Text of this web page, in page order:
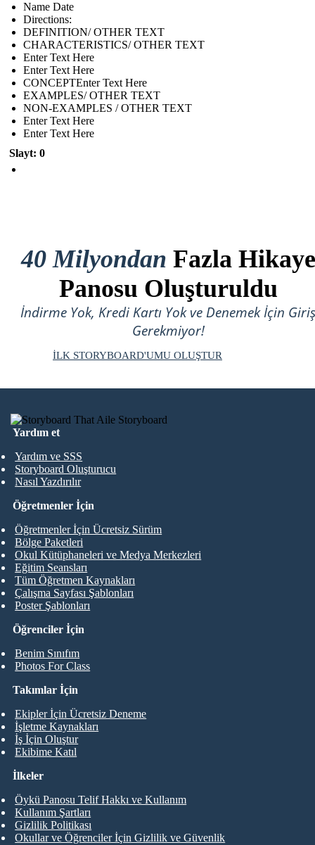
Name Date
Directions:
DEFINITION/ OTHER TEXT
CHARACTERISTICS/ OTHER TEXT
Enter Text Here
Enter Text Here
CONCEPTEnter Text Here
EXAMPLES/ OTHER TEXT
NON-EXAMPLES / OTHER TEXT
Enter Text Here
Enter Text Here
Slayt: 0
40 Milyondan Fazla Hikaye
Panosu Oluşturuldu
İndirme Yok, Kredi Kartı Yok ve Denemek İçin Giriş
Gerekmiyor!
İLK STORYBOARD'UMU OLUŞTUR
Yardım et
Yardım ve SSS
Storyboard Oluşturucu
Nasıl Yazdırılır
Öğrenciler İçin
Benim Sınıfım
Photos For Class
Öğretmenler İçin
Öğretmenler İçin Ücretsiz Sürüm
Bölge Paketleri
Okul Kütüphaneleri ve Medya Merkezleri
Eğitim Seansları
Tüm Öğretmen Kaynakları
Çalışma Sayfası Şablonları
Poster Şablonları
Takımlar İçin
Ekipler İçin Ücretsiz Deneme
İşletme Kaynakları
İş İçin Oluştur
Ekibime Katıl
İlkeler
Öykü Panosu Telif Hakkı ve Kullanım
Kullanım Şartları
Gizlilik Politikası
Okullar ve Öğrenciler İçin Gizlilik ve Güvenlik